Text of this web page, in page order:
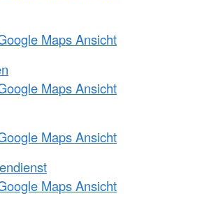
Maps Ansicht
Maps Ansicht
Maps Ansicht
Maps Ansicht